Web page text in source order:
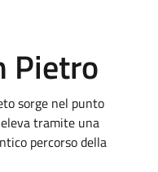
Pietro
sorge nel punto
tramite una
percorso della